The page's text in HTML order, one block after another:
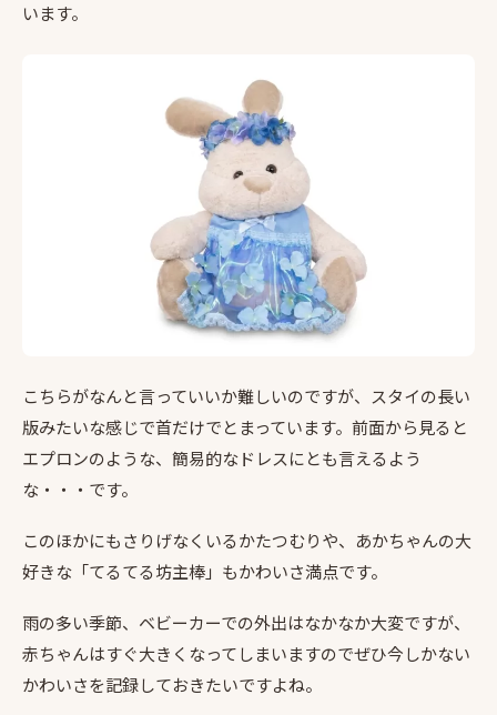
います。
こちらがなんと言っていいか難しいのですが、スタイの長い
版みたいな感じで首だけでとまっています。前面から見ると
エプロンのような、簡易的なドレスにとも言えるよう
な・・・です。
このほかにもさりげなくいるかたつむりや、あかちゃんの大
好きな「てるてる坊主棒」もかわいさ満点です。
雨の多い季節、ベビーカーでの外出はなかなか大変ですが、
赤ちゃんはすぐ大きくなってしまいますのでぜひ今しかない
かわいさを記録しておきたいですよね。